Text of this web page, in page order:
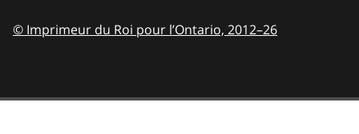
© Imprimeur du Roi pour l’Ontario, 2012–26